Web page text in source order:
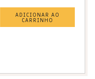
ADICIONAR AO
CARRINHO